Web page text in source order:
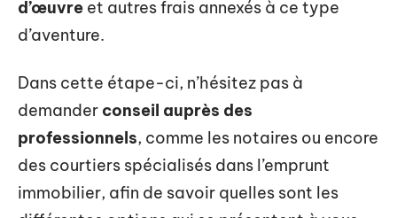
d’œuvre et autres frais annexés à ce type
d’aventure.
Dans cette étape-ci, n’hésitez pas à
demander conseil auprès des
professionnels, comme les notaires ou encore
des courtiers spécialisés dans l’emprunt
immobilier, afin de savoir quelles sont les